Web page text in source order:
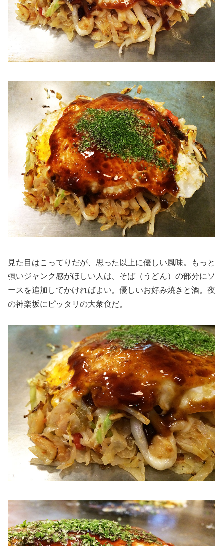
見た目はこってりだが、思った以上に優しい風味。もっと
強いジャンク感がほしい人は、そば（うどん）の部分にソ
ースを追加してかければよい。優しいお好み焼きと酒。夜
の神楽坂にピッタリの大衆食だ。